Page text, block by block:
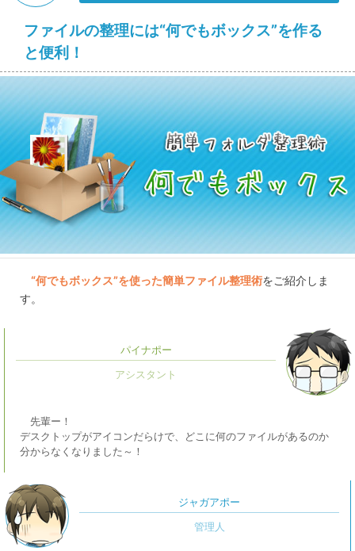
ファイルの整理には“何でもボックス”を作る
と便利！
“何でもボックス”を使った簡単ファイル整理術をご紹介しま
す。
パイナポー
先輩ー！
デスクトップがアイコンだらけで、どこに何のファイルがあるのか
分からなくなりました～！
ジャガアポー